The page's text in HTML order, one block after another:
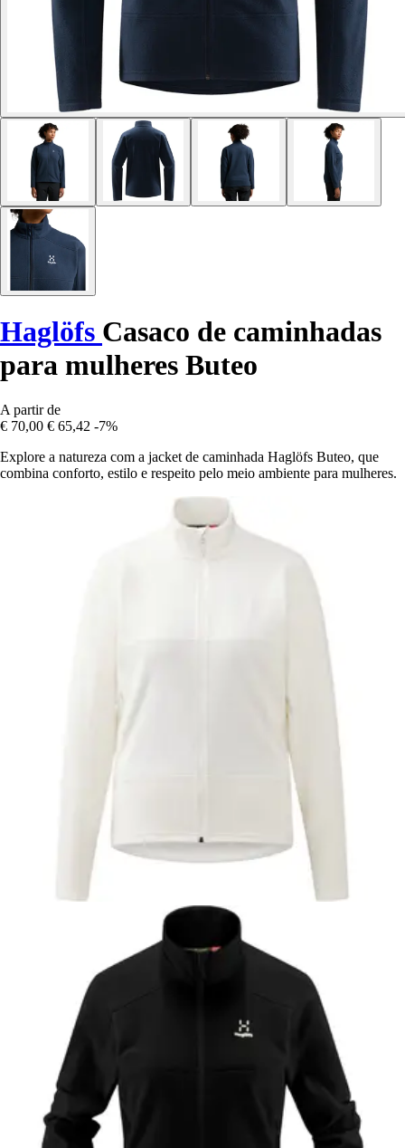
Haglöfs Casaco de caminhadas
para mulheres Buteo
A partir de
€ 70,00 € 65,42 -7%
Explore a natureza com a jacket de caminhada Haglöfs Buteo, que
combina conforto, estilo e respeito pelo meio ambiente para mulheres.